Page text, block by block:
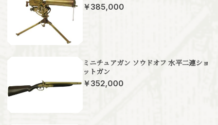
￥385,000
ミニチュアガン ソウドオフ 水平二連ショ
ットガン
￥352,000